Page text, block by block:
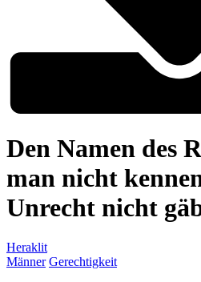
Den Namen des
man nicht
Unrecht nicht
Heraklit
Männer Gerechtigkeit